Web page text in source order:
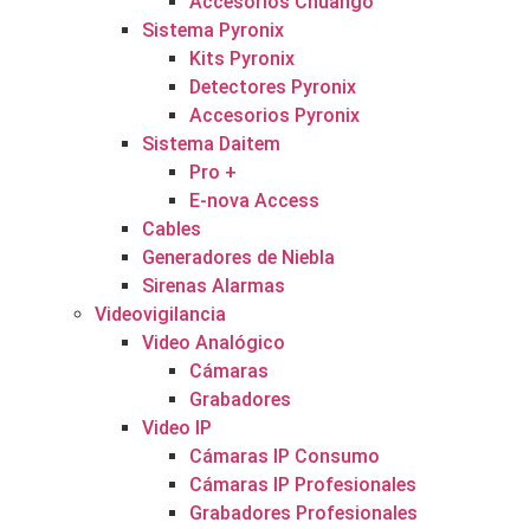
Sistema Pyronix
Kits Pyronix
Detectores Pyronix
Accesorios Pyronix
Sistema Daitem
Pro +
E-nova Access
Cables
Generadores de Niebla
Sirenas Alarmas
Videovigilancia
Video Analógico
Cámaras
Grabadores
Video IP
Cámaras IP Consumo
Cámaras IP Profesionales
Grabadores Profesionales